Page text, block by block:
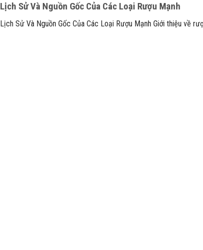
Lịch Sử Và Nguồn Gốc Của Các Loại Rượu Mạnh
Lịch Sử Và Nguồn Gốc Của Các Loại Rượu Mạnh Giới thiệu về